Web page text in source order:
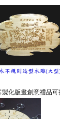
化版畫創意禮品可